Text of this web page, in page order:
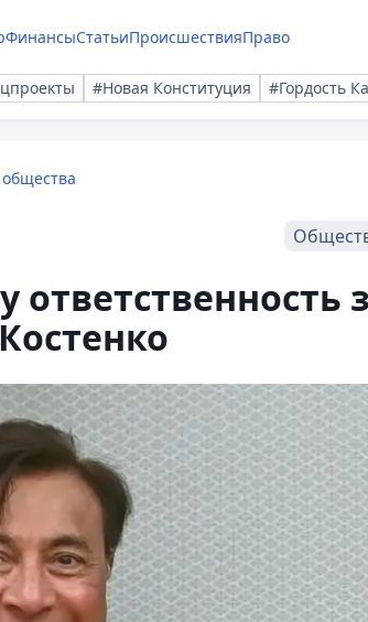
ФинансыСтатьиПроисшествияПраво
#Новая Конституция #Гордость